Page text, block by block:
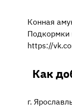
Конная
Подкормки
https://
Как
г.